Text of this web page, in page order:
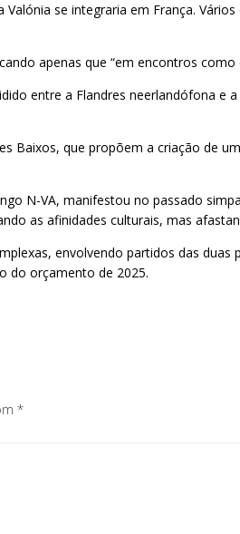
se integraria em França.
apenas que “em encontros
entre a Flandres neerlandófona e
que propõem a criação de
N-VA, manifestou no passado
as afinidades culturais, mas
envolvendo partidos das duas
do orçamento de 2025.
*